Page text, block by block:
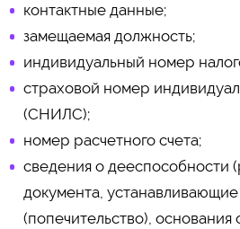
контактные данные;
замещаемая должность;
индивидуальный номер
страховой номер
(СНИЛС);
номер расчетного счета;
сведения о дееспособности
документа,
(попечительство), основания